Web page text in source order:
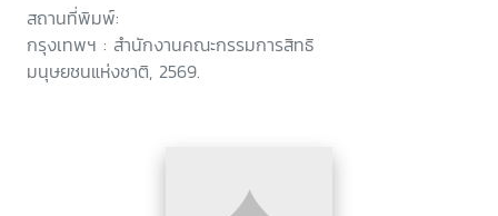
สถานที่พิมพ์:
กรุงเทพฯ : สำนักงานคณะกรรมการสิทธิ
มนุษยชนแห่งชาติ, 2569.